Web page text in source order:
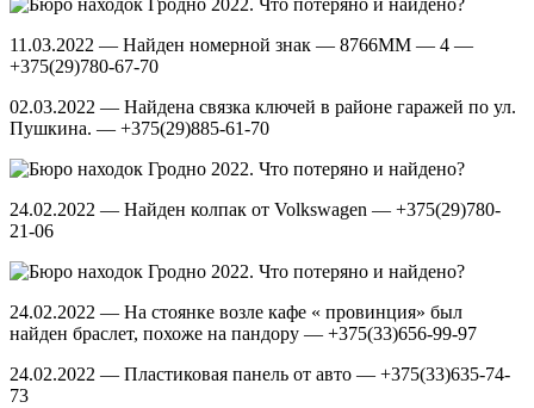
11.03.2022 — Найден номерной знак — 8766MM — 4 —
+375(29)780-67-70
02.03.2022 — Найдена связка ключей в районе гаражей по ул.
Пушкина. — +375(29)885-61-70
24.02.2022 — Найден колпак от Volkswagen — +375(29)780-
21-06
24.02.2022 — На стоянке возле кафе « провинция» был
найден браслет, похоже на пандору — +375(33)656-99-97
24.02.2022 — Пластиковая панель от авто — +375(33)635-74-
73